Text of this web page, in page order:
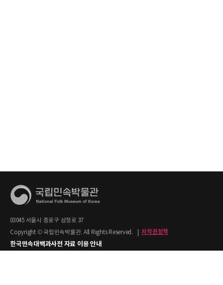
03045 서울시 종로구 삼청로 37
Copyright © 국립민속박물관. All Rights Reserved.
저작권정책
한국민속대백과사전 자료 이용 안내